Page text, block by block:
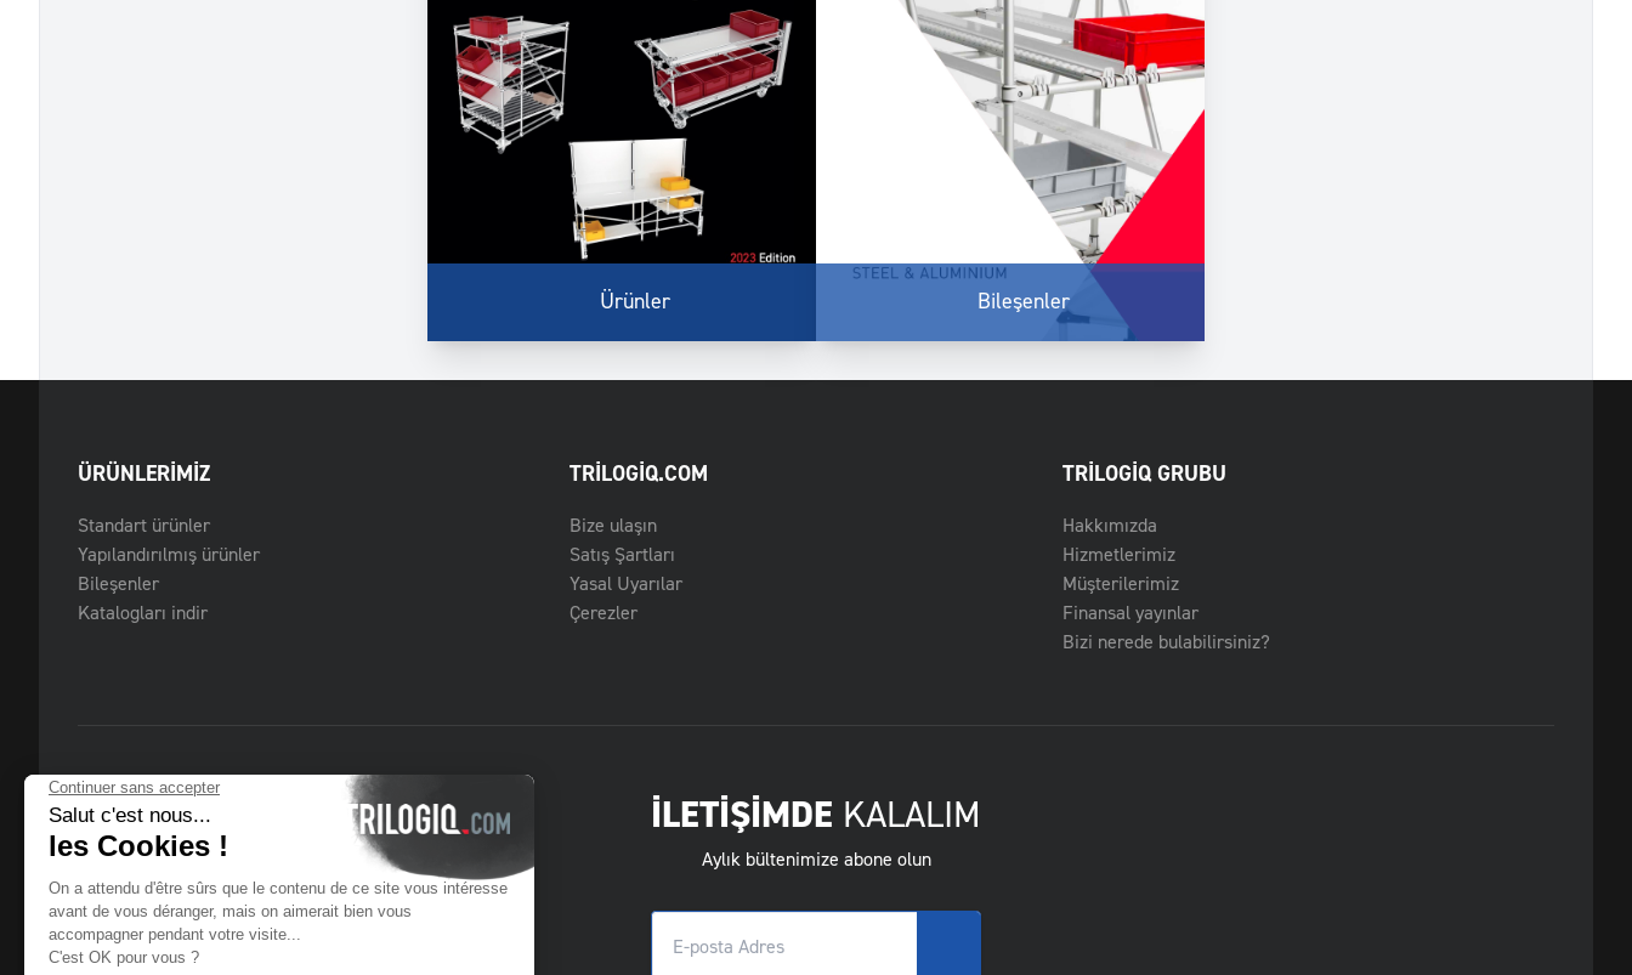
Ürünler Bileşenler
ÜRÜNLERIMIZ
Standart ürünler
Yapılandırılmış ürünler
Bileşenler
Katalogları indir
TRILOGIQ.COM
Bize ulaşın
Satış Şartları
Yasal Uyarılar
Çerezler
TRILOGIQ GRUBU
Hakkımızda
Hizmetlerimiz
Müşterilerimiz
Finansal yayınlar
Bizi nerede bulabilirsiniz?
İLETİŞİMDE KALALIM
Aylık bültenimize abone olun